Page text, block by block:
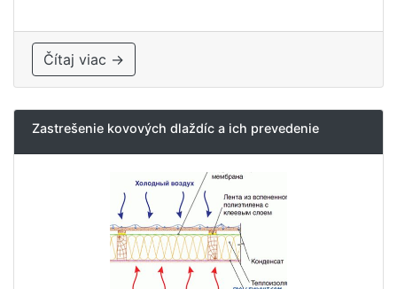
Čítaj viac →
Zastrešenie kovových dlaždíc a ich prevedenie